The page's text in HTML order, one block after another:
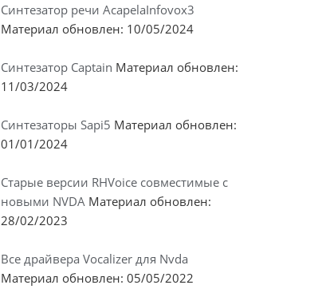
Синтезатор речи AcapelaInfovox3
Материал обновлен: 10/05/2024
Синтезатор Captain Материал обновлен:
11/03/2024
Синтезаторы Sapi5 Материал обновлен:
01/01/2024
Старые версии RHVoice совместимые с
новыми NVDA Материал обновлен:
28/02/2023
Все драйвера Vocalizer для Nvda
Материал обновлен: 05/05/2022